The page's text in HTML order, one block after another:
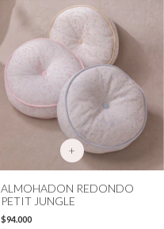
+
ALMOHADON REDONDO
PETIT JUNGLE
$94.000